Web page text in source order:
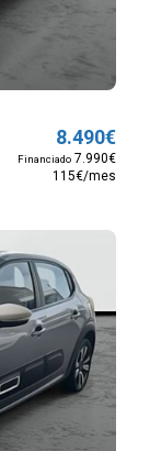
8.490€
Financiado7.990€
115€/mes